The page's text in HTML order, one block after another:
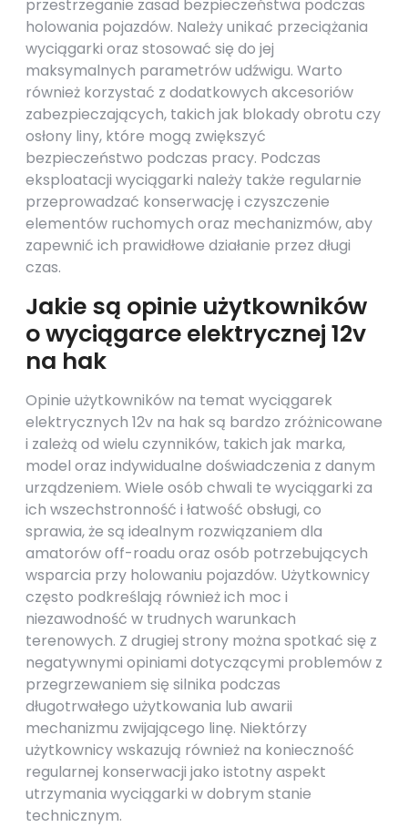
przestrzeganie zasad bezpieczeństwa podczas
holowania pojazdów. Należy unikać przeciążania
wyciągarki oraz stosować się do jej
maksymalnych parametrów udźwigu. Warto
również korzystać z dodatkowych akcesoriów
zabezpieczających, takich jak blokady obrotu czy
osłony liny, które mogą zwiększyć
bezpieczeństwo podczas pracy. Podczas
eksploatacji wyciągarki należy także regularnie
przeprowadzać konserwację i czyszczenie
elementów ruchomych oraz mechanizmów, aby
zapewnić ich prawidłowe działanie przez długi
czas.
Jakie są opinie użytkowników
o wyciągarce elektrycznej 12v
na hak
Opinie użytkowników na temat wyciągarek
elektrycznych 12v na hak są bardzo zróżnicowane
i zależą od wielu czynników, takich jak marka,
model oraz indywidualne doświadczenia z danym
urządzeniem. Wiele osób chwali te wyciągarki za
ich wszechstronność i łatwość obsługi, co
sprawia, że są idealnym rozwiązaniem dla
amatorów off-roadu oraz osób potrzebujących
wsparcia przy holowaniu pojazdów. Użytkownicy
często podkreślają również ich moc i
niezawodność w trudnych warunkach
terenowych. Z drugiej strony można spotkać się z
negatywnymi opiniami dotyczącymi problemów z
przegrzewaniem się silnika podczas
długotrwałego użytkowania lub awarii
mechanizmu zwijającego linę. Niektórzy
użytkownicy wskazują również na konieczność
regularnej konserwacji jako istotny aspekt
utrzymania wyciągarki w dobrym stanie
technicznym.